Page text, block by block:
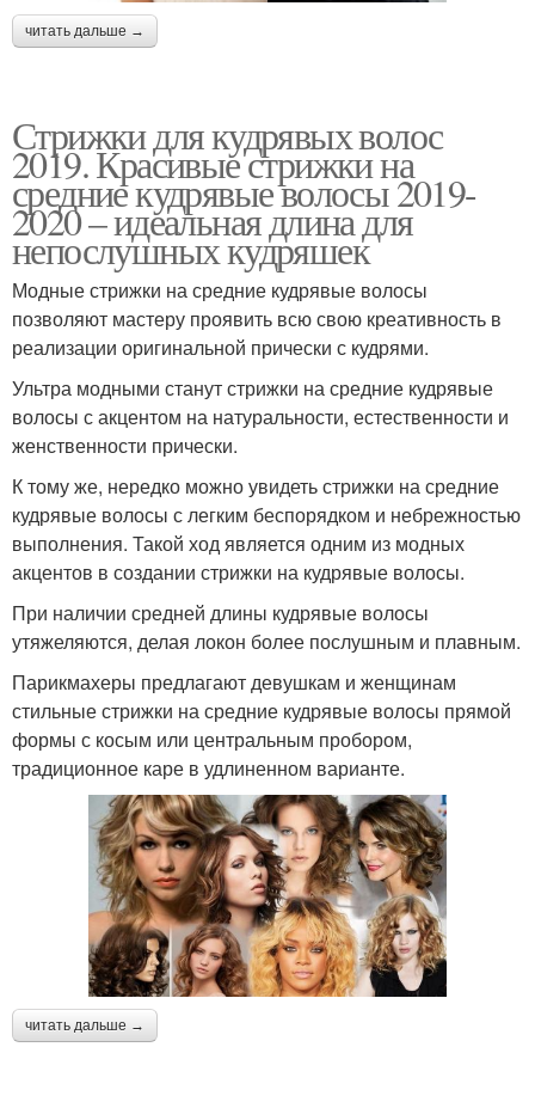
читать дальше →
Стрижки для кудрявых волос
2019. Красивые стрижки на
средние кудрявые волосы 2019-
2020 – идеальная длина для
непослушных кудряшек
Модные стрижки на средние кудрявые волосы
позволяют мастеру проявить всю свою креативность в
реализации оригинальной прически с кудрями.
Ультра модными станут стрижки на средние кудрявые
волосы с акцентом на натуральности, естественности и
женственности прически.
К тому же, нередко можно увидеть стрижки на средние
кудрявые волосы с легким беспорядком и небрежностью
выполнения. Такой ход является одним из модных
акцентов в создании стрижки на кудрявые волосы.
При наличии средней длины кудрявые волосы
утяжеляются, делая локон более послушным и плавным.
Парикмахеры предлагают девушкам и женщинам
стильные стрижки на средние кудрявые волосы прямой
формы с косым или центральным пробором,
традиционное каре в удлиненном варианте.
читать дальше →